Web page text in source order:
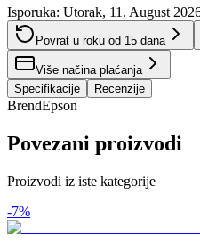
Isporuka: Utorak, 11. August
Povrat u roku od 15 dana
Više načina plaćanja
Specifikacije
Recenzije
BrendEpson
Povezani proizvodi
Proizvodi iz iste kategorije
-7%